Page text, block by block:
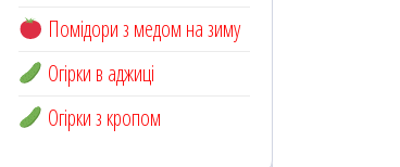
Помідори з медом на зиму
Огірки в аджиці
Огірки з кропом